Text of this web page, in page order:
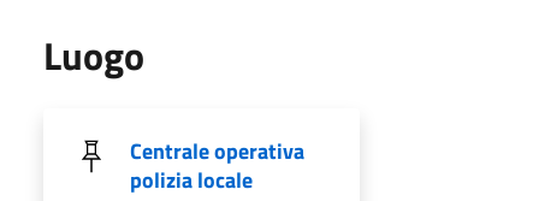
Luogo
Centrale operativa
polizia locale